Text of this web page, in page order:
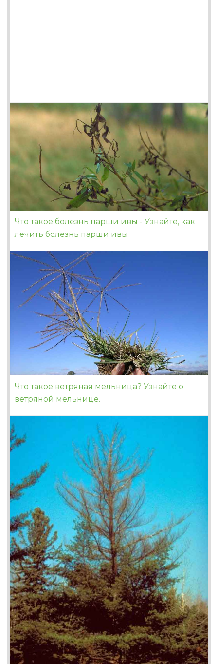
Что такое болезнь парши ивы - Узнайте, как
лечить болезнь парши ивы
Что такое ветряная мельница? Узнайте о
ветряной мельнице.